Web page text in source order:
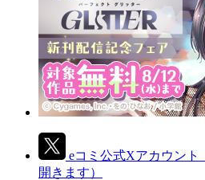
eコミ公式Xアカウント
開きます）